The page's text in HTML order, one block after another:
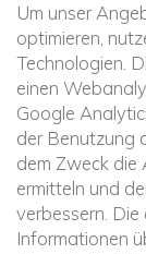
Um unser
optimieren,
Technologien.
einen
Google
der Benutzung
dem Zweck
ermitteln und
verbessern.
Informationen